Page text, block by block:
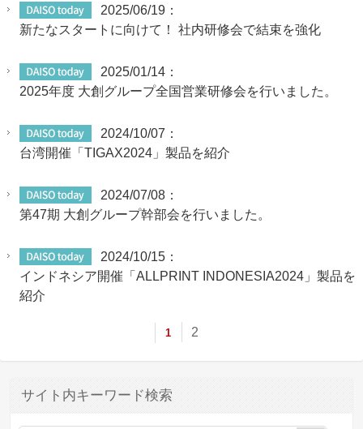
2025/06/19：
新たなスタートに向けて！ 社内研修会で結束を強化
2025/01/14：
2025年度 大創グループ全国営業研修会を行いました。
2024/10/07：
台湾開催「TIGAX2024」製品を紹介
2024/07/08：
第47期 大創グループ幹部会を行いました。
2024/10/15：
インドネシア開催「ALLPRINT INDONESIA2024」製品を
紹介
1 2
サイト内キーワード検索